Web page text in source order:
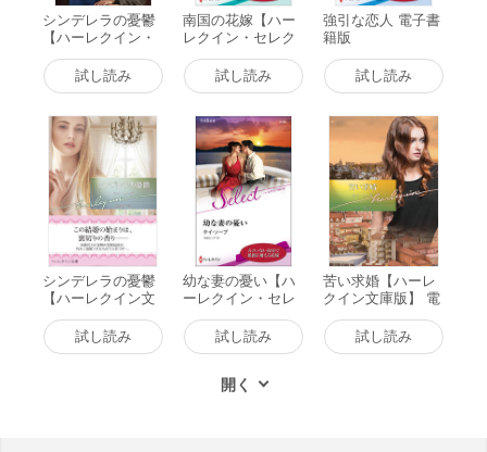
シンデレラの憂鬱
【ハーレクイン・
ロマンス版】 電子
書籍版試し読み
南国の花嫁【ハー
レクイン・セレク
ト版】 電子書籍版
試し読み
強引な恋人 電子書
籍版
試し読み
シンデレラの憂鬱
【ハーレクイン文
庫版】 電子書籍版
試し読み
幼な妻の憂い【ハ
ーレクイン・セレ
クト版】 電子書籍
版
試し読み
苦い求婚【ハーレ
クイン文庫版】 電
子書籍版
試し読み